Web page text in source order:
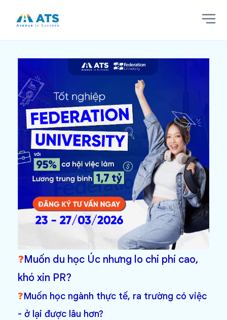
❓Muốn du học Úc nhưng lo chi phí cao,
khó xin PR?
❓Muốn học ngành thực tế, ra trường có việc
- ở lại được lâu hơn?